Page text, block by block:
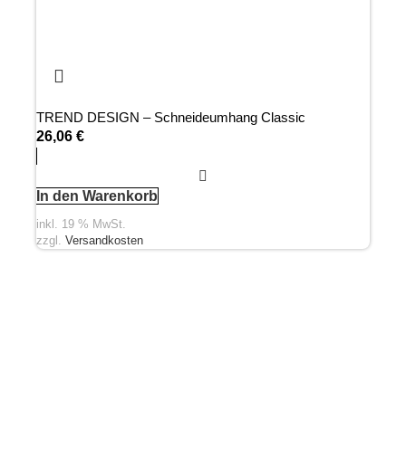
TREND DESIGN – Schneideumhang Classic
26,06 €
In den Warenkorb
inkl. 19 % MwSt.
zzgl. Versandkosten